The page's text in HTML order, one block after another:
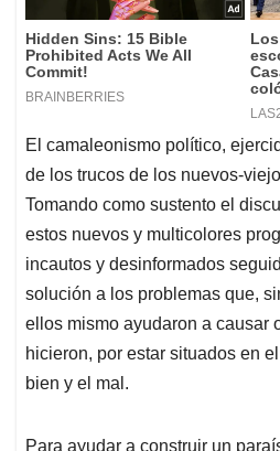
El camaleonismo político,
de los trucos de los nuevos-
Tomando como sustento el
estos nuevos y multicolores
incautos y desinformados
solución a los problemas que,
ellos mismo ayudaron a causar
hicieron, por estar situados en
bien y el mal.
Para ayudar a construir un